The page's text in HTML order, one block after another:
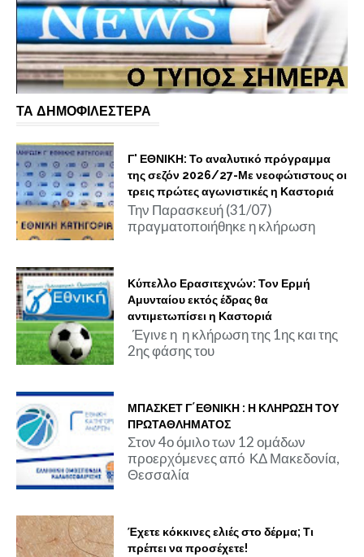
ΤΑ ΔΗΜΟΦΙΛΕΣΤΕΡΑ
Γ' ΕΘΝΙΚΗ: Το αναλυτικό πρόγραμμα
της σεζόν 2026/27-Με νεοφώτιστους οι
τρεις πρώτες αγωνιστικές η Καστοριά
Την Παρασκευή (31/07)
πραγματοποιήθηκε η κλήρωση
Κύπελλο Ερασιτεχνών: Τον Ερμή
Αμυνταίου εκτός έδρας θα
αντιμετωπίσει η Καστοριά
Έγινε η η κλήρωση της 1ης και της
2ης φάσης του
ΜΠΑΣΚΕΤ Γ΄ΕΘΝΙΚΗ : Η ΚΛΗΡΩΣΗ ΤΟΥ
ΠΡΩΤΑΘΛΗΜΑΤΟΣ
Στον 4ο όμιλο των 12 ομάδων
προερχόμενες από ΚΔ Μακεδονία,
Θεσσαλία
Έχετε κόκκινες ελιές στο δέρμα; Τι
πρέπει να προσέχετε!